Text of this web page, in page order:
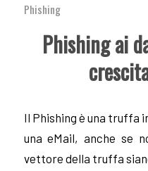
Phishing
Phishing ai
Il Phishing è una truffa
una eMail, anche se
vettore della truffa